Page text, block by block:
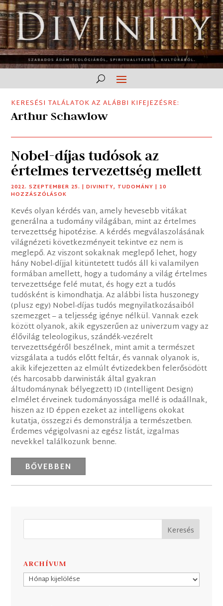
KERESÉSI TALÁLATOK AZ ALÁBBI KIFEJEZÉSRE:
Arthur Schawlow
Nobel-díjas tudósok az
értelmes tervezettség mellett
2022. SZEPTEMBER 25. |DIVINITY, TUDOMÁNY | 10
HOZZÁSZÓLÁSOK
Kevés olyan kérdés van, amely hevesebb vitákat
generálna a tudomány világában, mint az értelmes
tervezettség hipotézise. A kérdés megválaszolásának
világnézeti következményeit tekintve ez nem is
meglepő. Az viszont sokaknak meglepő lehet, hogy
hány Nobel-díjjal kitüntetett tudós áll ki valamilyen
formában amellett, hogy a tudomány a világ értelmes
tervezettsége felé mutat, és hogy ezt a tudós
tudósként is kimondhatja. Az alábbi lista huszonegy
(plusz egy) Nobel-díjas tudós megnyilatkozásaiból
szemezget – a teljesség igénye nélkül. Vannak ezek
között olyanok, akik egyszerűen az univerzum vagy az
élővilág teleologikus, szándék-vezérelt
tervezettségéről beszélnek, mint amit a természet
vizsgálata a tudós előtt feltár, és vannak olyanok is,
akik kifejezetten az elmúlt évtizedekben felerősödött
(és harcosabb darwinisták által gyakran
áltudománynak bélyegzett) ID (Intelligent Design)
elmélet érveinek tudományossága mellé is odaállnak,
hiszen az ID éppen ezeket az intelligens okokat
kutatja, összegzi és demonstrálja a természetben.
Érdemes végigolvasni az egész listát, izgalmas
nevekkel találkozunk benne.
BŐVEBBEN
ARCHÍVUM
Archívum